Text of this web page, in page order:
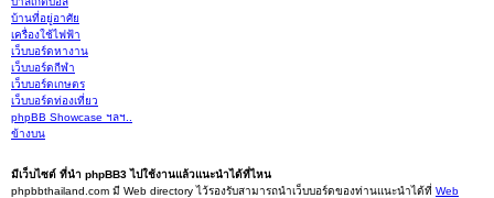
บ้านที่อยู่อาศัย
เครื่องใช้ไฟฟ้า
เว็บบอร์ดหางาน
เว็บบอร์ดกีฬา
เว็บบอร์ดเกษตร
เว็บบอร์ดท่องเที่ยว
phpBB Showcase ฯลฯ..
ข้างบน
มีเว็บไซต์ ที่นำ phpBB3 ไปใช้งานแล้วแนะนำได้ที่ไหน
phpbbthailand.com มี Web directory ไว้รองรับสามารถนำเว็บบอร์ดของท่านแนะนำได้ที่ Web